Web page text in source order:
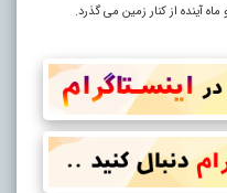
آینده از کنار زمین می گذرد.